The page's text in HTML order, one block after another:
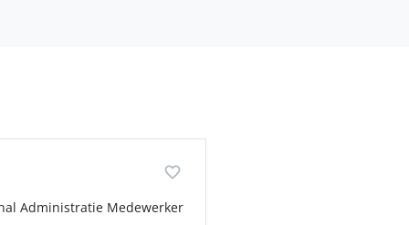
Administratie Medewerker